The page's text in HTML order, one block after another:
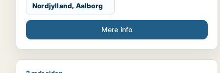
Nordjylland, Aalborg
Mere info